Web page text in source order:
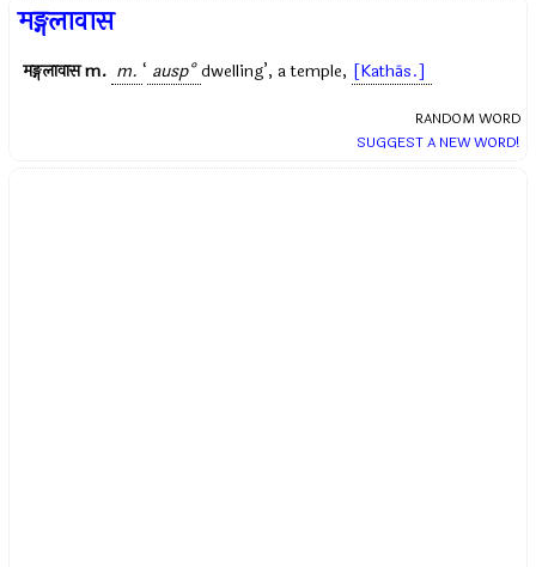
मङ्गलावास
मङ्गलावासm. m. ‘ ausp°dwelling’, a temple, [Kathās.]
RANDOM WORD
SUGGEST A NEW WORD!